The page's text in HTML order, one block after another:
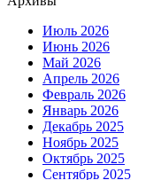
Июль 2026
Июнь 2026
Май 2026
Апрель 2026
Февраль 2026
Январь 2026
Декабрь 2025
Ноябрь 2025
Октябрь 2025
Сентябрь 2025